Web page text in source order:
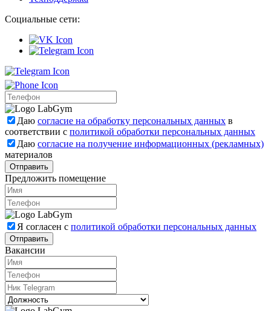
Социальные сети:
Даю согласие на обработку персональных данных в
соответствии с политикой обработки персональных данных
Даю согласие на получение информационных (рекламных)
материалов
Отправить
Предложить помещение
Я согласен с политикой обработки персональных данных
Отправить
Вакансии